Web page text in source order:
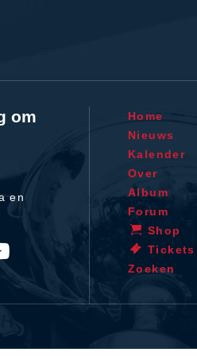
om
en
Home
Nieuws
Kalender
Over
Album
Forum
Shop
Tickets
Zoeken